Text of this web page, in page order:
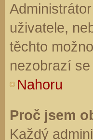
uživatele,
těchto
nezobrazí
Nahoru
Proč jsem
Každý